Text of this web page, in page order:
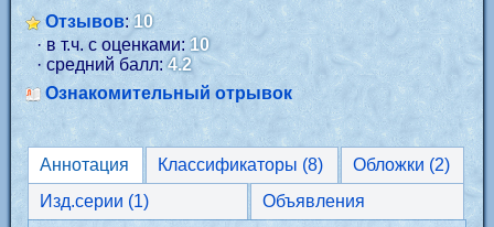
Отзывов:10
· в т.ч. с оценками: 10
· средний балл:4.2
Ознакомительный отрывок
Аннотация Классификаторы (8)
Обложки (2)
Изд.серии (1)
Объявления